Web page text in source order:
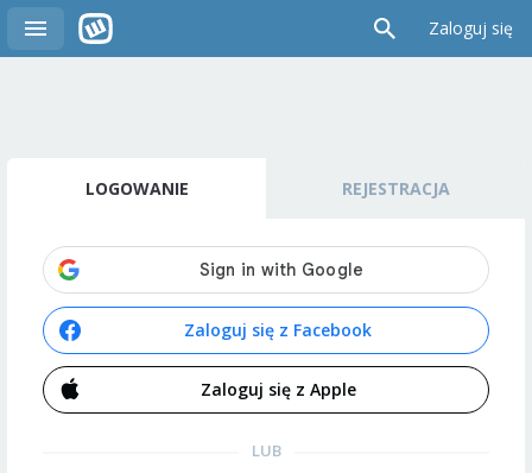
Zaloguj się
LOGOWANIE REJESTRACJA
Zaloguj się z Facebook
Zaloguj się z Apple
LUB